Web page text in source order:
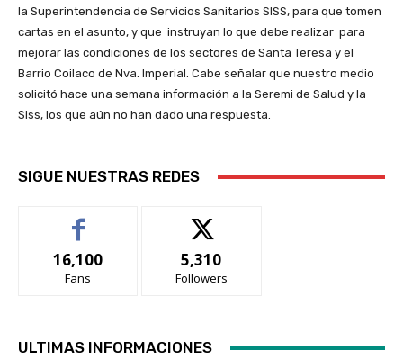
la Superintendencia de Servicios Sanitarios SISS, para que tomen
cartas en el asunto, y que instruyan lo que debe realizar para
mejorar las condiciones de los sectores de Santa Teresa y el
Barrio Coilaco de Nva. Imperial. Cabe señalar que nuestro medio
solicitó hace una semana información a la Seremi de Salud y la
Siss, los que aún no han dado una respuesta.
SIGUE NUESTRAS REDES
16,100
Fans
5,310
Followers
ULTIMAS INFORMACIONES